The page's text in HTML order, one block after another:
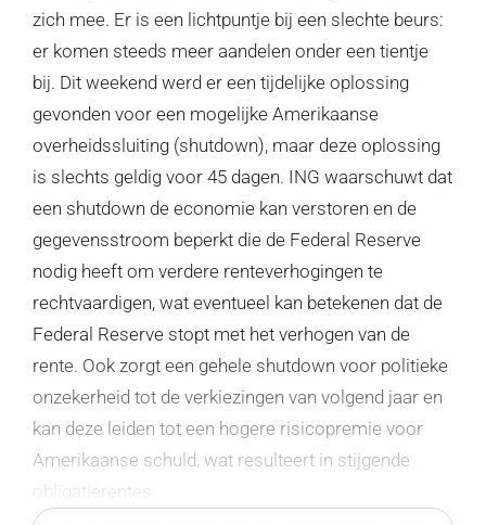
zich mee. Er is een lichtpuntje bij een slechte beurs:
er komen steeds meer aandelen onder een tientje
bij. Dit weekend werd er een tijdelijke oplossing
gevonden voor een mogelijke Amerikaanse
overheidssluiting (shutdown), maar deze oplossing
is slechts geldig voor 45 dagen. ING waarschuwt dat
een shutdown de economie kan verstoren en de
gegevensstroom beperkt die de Federal Reserve
nodig heeft om verdere renteverhogingen te
rechtvaardigen, wat eventueel kan betekenen dat de
Federal Reserve stopt met het verhogen van de
rente. Ook zorgt een gehele shutdown voor politieke
onzekerheid tot de verkiezingen van volgend jaar en
kan deze leiden tot een hogere risicopremie voor
Amerikaanse schuld, wat resulteert in stijgende
obligatierentes.